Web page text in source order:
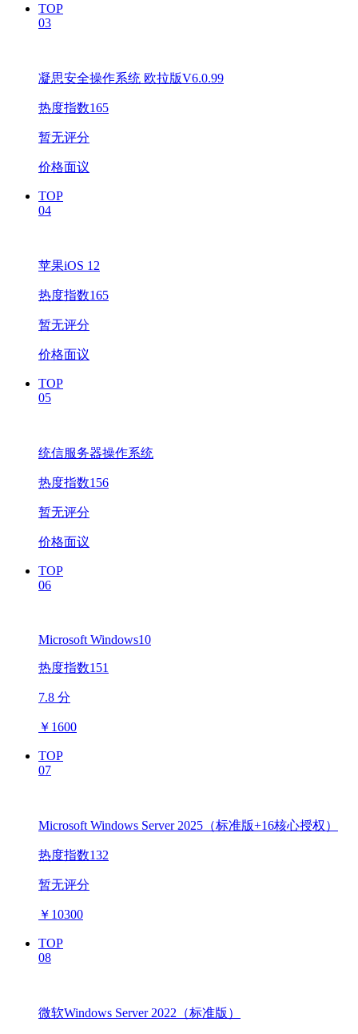
TOP
03
凝思安全操作系统 欧拉版V6.0.99
热度指数165
暂无评分
价格面议
TOP
04
苹果iOS 12
热度指数165
暂无评分
价格面议
TOP
05
统信服务器操作系统
热度指数156
暂无评分
价格面议
TOP
06
Microsoft Windows10
热度指数151
7.8 分
￥ 1600
TOP
07
Microsoft Windows Server 2025（标准版+16核心授权）
热度指数132
暂无评分
￥ 10300
TOP
08
微软Windows Server 2022（标准版）